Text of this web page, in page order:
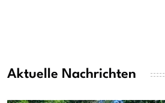
Aktuelle Nachrichten